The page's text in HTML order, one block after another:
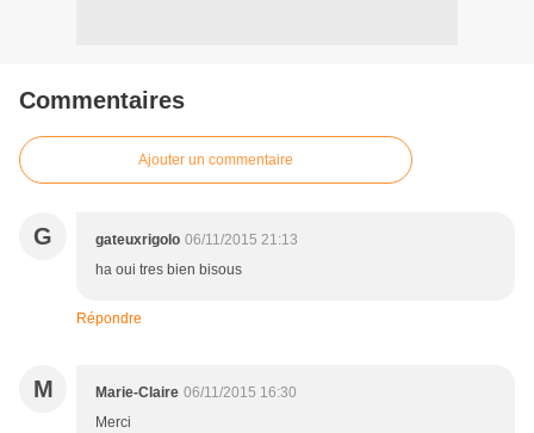
Commentaires
Ajouter un commentaire
G gateuxrigolo 06/11/2015 21:13
ha oui tres bien bisous
Répondre
M Marie-Claire 06/11/2015 16:30
Merci